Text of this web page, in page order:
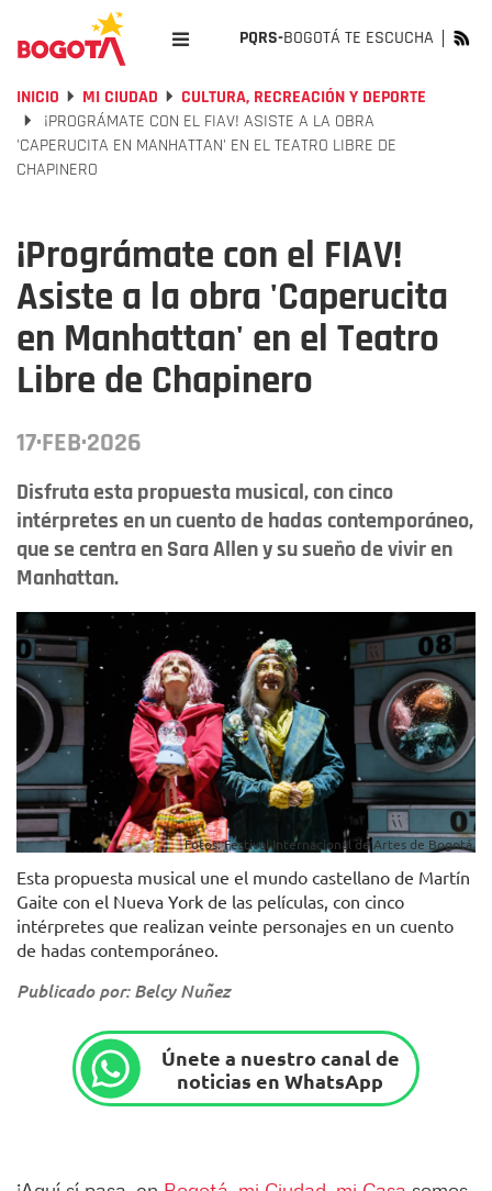
PQRS-BOGOTÁ TE ESCUCHA
INICIO MI CIUDAD
CULTURA, RECREACIÓN Y DEPORTE
¡PROGRÁMATE CON EL FIAV! ASISTE A LA OBRA
'CAPERUCITA EN MANHATTAN' EN EL TEATRO LIBRE DE
CHAPINERO
¡Prográmate con el FIAV!
Asiste a la obra 'Caperucita
en Manhattan' en el Teatro
Libre de Chapinero
17·FEB·2026
Disfruta esta propuesta musical, con cinco
intérpretes en un cuento de hadas contemporáneo,
que se centra en Sara Allen y su sueño de vivir en
Manhattan.
Fotos: Festival Internacional de Artes de Bogotá.
Esta propuesta musical une el mundo castellano de Martín
Gaite con el Nueva York de las películas, con cinco
intérpretes que realizan veinte personajes en un cuento
de hadas contemporáneo.
Publicado por: Belcy Nuñez
Únete a nuestro canal de
noticias en WhatsApp